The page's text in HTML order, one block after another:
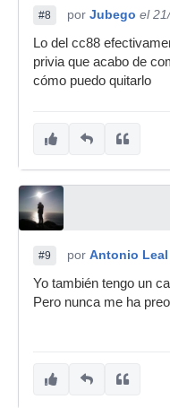
#8 por Jubego el
Lo del cc88
privia que acabo de
cómo puedo quitarlo
#9 por Antonio Leal
Yo también tengo un
Pero nunca me ha